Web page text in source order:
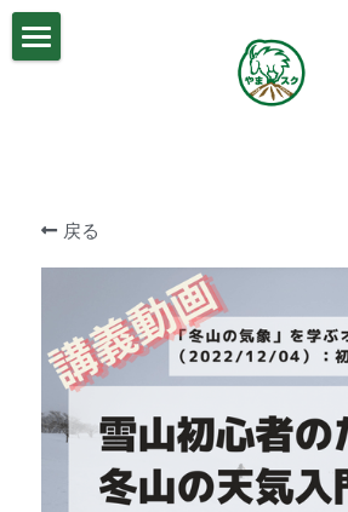
秋山の気象
冬山の気象
よくあるご質問
お問い合わせ
戻る
ストアカテゴリー
講義動画：春山の気象
講義動画：冬山の気象
講義動画：秋山の気象